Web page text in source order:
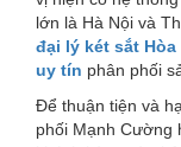
lớn là Hà Nội và
đại lý két sắt Hòa
uy tín phân phối
Để thuận tiện và
phối Mạnh Cường